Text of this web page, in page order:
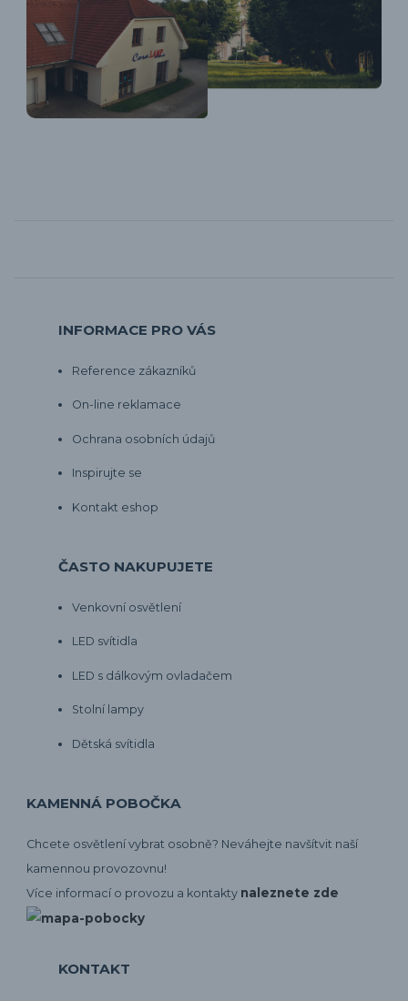
INFORMACE PRO VÁS
Reference zákazníků
On-line reklamace
Ochrana osobních údajů
Inspirujte se
Kontakt eshop
ČASTO NAKUPUJETE
Venkovní osvětlení
LED svítidla
LED s dálkovým ovladačem
Stolní lampy
Dětská svítidla
KAMENNÁ POBOČKA
Chcete osvětlení vybrat osobně? Neváhejte navšítvit naší
kamennou provozovnu!
Více informací o provozu a kontakty naleznete zde
KONTAKT